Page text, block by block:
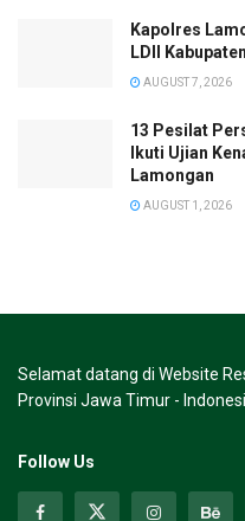
Kapolres
LDII
AUGUST 7, 2026
13 Pesilat
Ikuti Ujian
Lamongan
AUGUST 1, 2026
Selamat datang di Website
Provinsi Jawa Timur -
Follow Us